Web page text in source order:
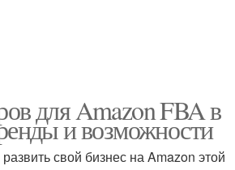
для Amazon FBA в
и возможности
свой бизнес на Amazon этой